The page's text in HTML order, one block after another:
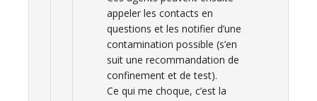
appeler les contacts en
questions et les notifier d’une
contamination possible (s’en
suit une recommandation de
confinement et de test).
Ce qui me choque, c’est la